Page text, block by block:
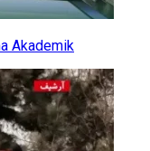
Akademik